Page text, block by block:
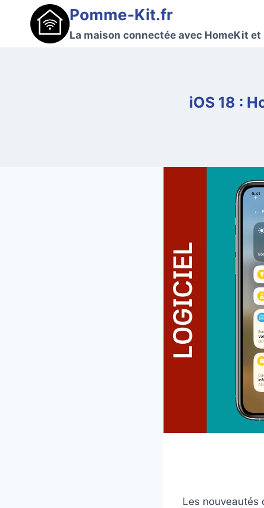
contenu
Pomme-Kit.fr
La maison connectée avec HomeKit
iOS 18 :
Les nouveautés